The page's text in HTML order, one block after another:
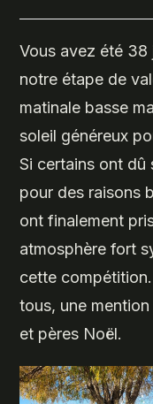
Vous avez été 38
notre étape de
matinale basse
soleil généreux
Si certains ont dû
pour des raisons
ont finalement
atmosphère fort
cette
tous, une
et pères Noël.